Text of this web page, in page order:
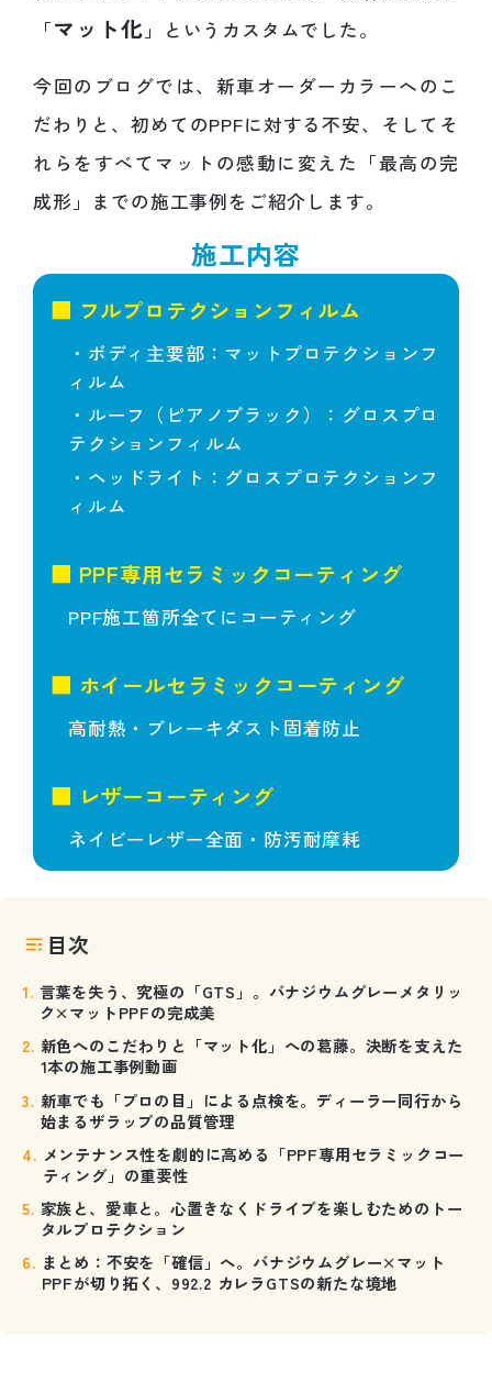
「マット化 」というカスタムでした。
今回のブログでは、新車オーダーカラーへのこ
だわりと、初めてのPPFに対する不安、そしてそ
れらをすべてマットの感動に変えた「最高の完
成形」までの施工事例をご紹介します。
施工内容
■ フルプロテクションフィルム
・ボディ主要部：マットプロテクションフ
ィルム
・ルーフ（ピアノブラック）：グロスプロ
テクションフィルム
・ヘッドライト：グロスプロテクションフ
ィルム
■ PPF専用セラミックコーティング
PPF施工箇所全てにコーティング
■ ホイールセラミックコーティング
高耐熱・ブレーキダスト固着防止
■ レザーコーティング
ネイビーレザー全面・防汚耐摩耗
目次
言葉を失う、究極の「GTS」。バナジウムグレーメタリッ
ク×マットPPFの完成美
新色へのこだわりと「マット化」への葛藤。決断を支えた
1本の施工事例動画
新車でも「プロの目」による点検を。ディーラー同行から
始まるザラップの品質管理
メンテナンス性を劇的に高める「PPF専用セラミックコー
ティング」の重要性
家族と、愛車と。心置きなくドライブを楽しむためのトー
タルプロテクション
まとめ：不安を「確信」へ。バナジウムグレー×マット
PPFが切り拓く、992.2 カレラGTSの新たな境地